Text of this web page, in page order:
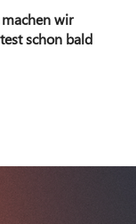
wir
schon bald